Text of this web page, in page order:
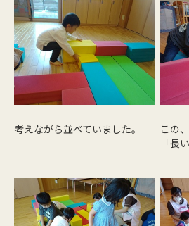
考えながら並べていました。
この
「長